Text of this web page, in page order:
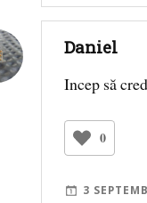
Daniel
Incep să
0
3